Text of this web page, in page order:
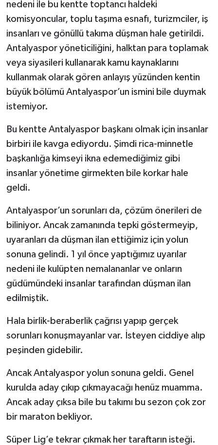
nedeni ile bu kentte toptancı haldeki
komisyoncular, toplu taşıma esnafı, turizmciler, iş
insanları ve gönüllü takıma düşman hale getirildi.
Antalyaspor yöneticiliğini, halktan para toplamak
veya siyasileri kullanarak kamu kaynaklarını
kullanmak olarak gören anlayış yüzünden kentin
büyük bölümü Antalyaspor’un ismini bile duymak
istemiyor.
Bu kentte Antalyaspor başkanı olmak için insanlar
birbiri ile kavga ediyordu. Şimdi rica-minnetle
başkanlığa kimseyi ikna edemediğimiz gibi
insanlar yönetime girmekten bile korkar hale
geldi.
Antalyaspor’un sorunları da, çözüm önerileri de
biliniyor. Ancak zamanında tepki göstermeyip,
uyaranları da düşman ilan ettiğimiz için yolun
sonuna gelindi. 1 yıl önce yaptığımız uyarılar
nedeni ile kulüpten nemalananlar ve onların
güdümündeki insanlar tarafından düşman ilan
edilmiştik.
Hala birlik-beraberlik çağrısı yapıp gerçek
sorunları konuşmayanlar var. İsteyen ciddiye alıp
peşinden gidebilir.
Ancak Antalyaspor yolun sonuna geldi. Genel
kurulda aday çıkıp çıkmayacağı henüz muamma.
Ancak aday çıksa bile bu takımı bu sezon çok zor
bir maraton bekliyor.
Süper Lig’e tekrar çıkmak her taraftarın isteği.